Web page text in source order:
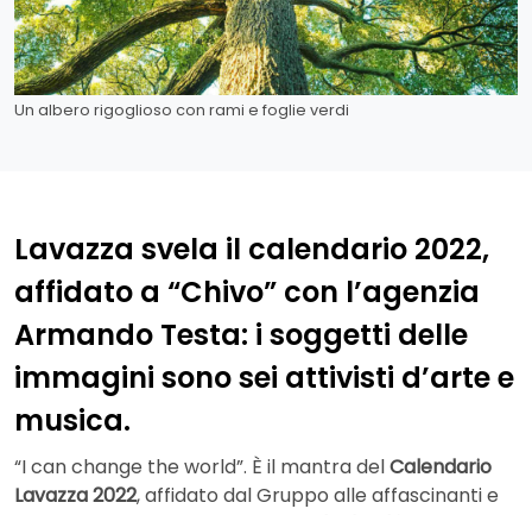
Un albero rigoglioso con rami e foglie verdi
Lavazza svela il calendario 2022,
affidato a “Chivo” con l’agenzia
Armando Testa: i soggetti delle
immagini sono sei attivisti d’arte e
musica.
“I can change the world”. È il mantra delCalendario
Lavazza 2022, affidato dal Gruppo alle affascinanti e